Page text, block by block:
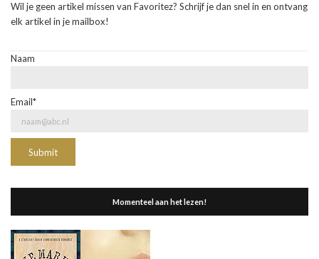
Wil je geen artikel missen van Favoritez? Schrijf je dan snel in en ontvang
elk artikel in je mailbox!
Naam
Email*
Momenteel aan het lezen!